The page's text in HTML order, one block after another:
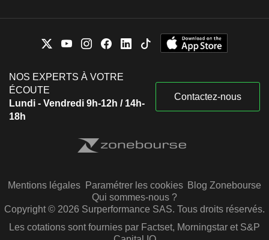
NOS EXPERTS À VOTRE
ÉCOUTE
Lundi - Vendredi 9h-12h / 14h-
18h
Contactez-nous
Mentions légales Paramétrer les cookies Blog Zonebourse
Qui sommes-nous ?
Copyright © 2026 Surperformance SAS. Tous droits réservés.
Les cotations sont fournies par Factset, Morningstar et S&P